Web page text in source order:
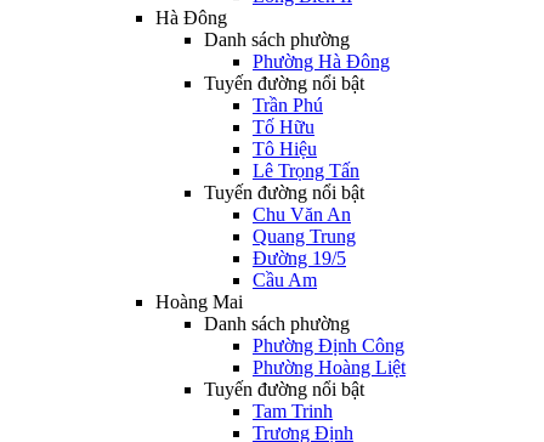
Hà Đông
Danh sách phường
Phường Hà Đông
Tuyến đường nổi bật
Trần Phú
Tố Hữu
Tô Hiệu
Lê Trọng Tấn
Tuyến đường nổi bật
Chu Văn An
Quang Trung
Đường 19/5
Cầu Am
Hoàng Mai
Danh sách phường
Phường Định Công
Phường Hoàng Liệt
Tuyến đường nổi bật
Tam Trinh
Trương Định